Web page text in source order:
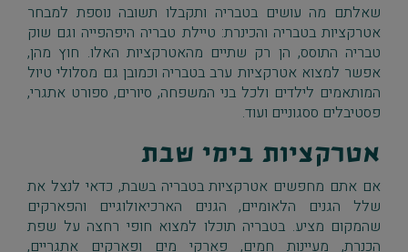
שאלתם מה עושים בטבריה ותקבלו תשובה נוספת למבחר
אטרקציות בטבריה והכינרת: טיילת טבריה היפהפייה וגם שוק
טבריה התוסס, הן רק שתיים מהאטרקציות האלו. חוץ מהן,
אפשר למצוא אטרקציות ערב בטבריה וכמובן גם מסלולי טיול
המותאמים לילדים ולכל בני המשפחה, סיורים, ספורט אתגרי,
פסטיבלים ססגוניים ועוד.
אטרקציות בימי שבת
אם אתם מחפשים אטרקציות בטבריה בשבת, כדאי לנצל את
שלל הגנים הלאומיים, הגנים הארכיאולוגיים והפארקים
שהמקום מציע. בטבריה תוכלו למצוא חופי רחצה על שפת
הכנרת, מעיינות חמים, פארקי מים ופארקים אתגריים,